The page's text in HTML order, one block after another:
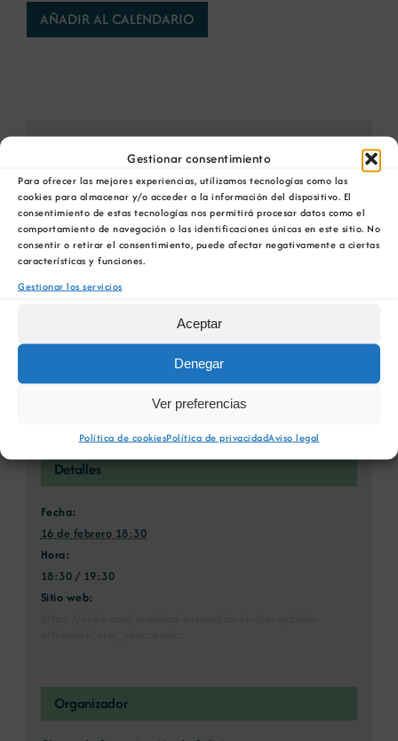
Gestionar consentimiento
Para ofrecer las mejores experiencias, utilizamos tecnologías como las
cookies para almacenar y/o acceder a la información del dispositivo. El
consentimiento de estas tecnologías nos permitirá procesar datos como el
comportamiento de navegación o las identificaciones únicas en este sitio. No
consentir o retirar el consentimiento, puede afectar negativamente a ciertas
características y funciones.
Gestionar los servicios
Aceptar
Denegar
Ver preferencias
Política de cookiesPolítica de privacidadAviso legal
AÑADIR AL CALENDARIO
Comparta esta información en su red Social
favorita!
Facebook
X BlueskyRedditLinkedInWhatsApp
TelegramTumblrPinterest
Xing Correo
electrónico
Feijóo
Publicidad de otra
dimensión
Detalles
Fecha:
16 de febrero 18:30
Hora:
18:30 / 19:30
Sitio web:
Organizador